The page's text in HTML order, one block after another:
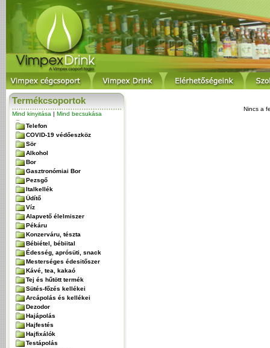
Termékcsoportok
Mind kinyitása | Mind becsukása
Telefon
COVID-19 védőeszköz
Sör
Alkohol
Bor
Gasztronómiai Bor
Pezsgő
Italkellék
Üdítő
Víz
Alapvető élelmiszer
Pékáru
Konzerváru, tészta
Bébiétel, bébiital
Édesség, aprósüti, snack
Mesterséges édesitőszer
Kávé, tea, kakaó
Tej és hűtött termék
Sütés-főzés kellékei
Arcápolás és kellékei
Dezodor
Hajápolás
Hajfestés
Hajfixálók
Testápolás
Nincs a